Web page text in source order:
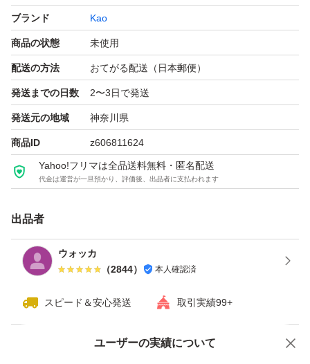
ブランド Kao
商品の状態 未使用
配送の方法 おてがる配送（日本郵便）
発送までの日数 2〜3日で発送
発送元の地域 神奈川県
商品ID z606811624
Yahoo!フリマは全品送料無料・匿名配送
代金は運営が一旦預かり、評価後、出品者に支払われます
出品者
ウォッカ
（2844） 本人確認済
スピード＆安心発送 取引実績99+
ユーザーの実績について
価格の相談 商品への質問